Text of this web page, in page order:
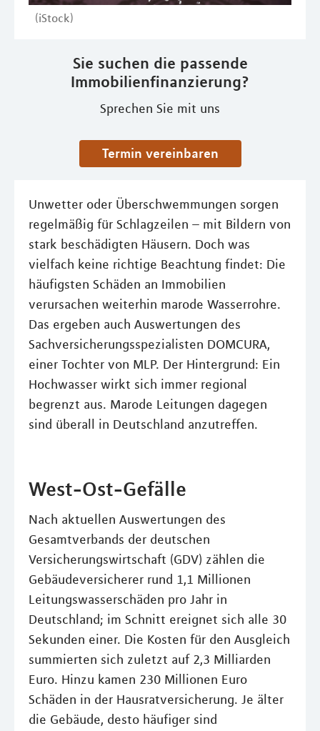
(iStock)
Sie suchen die passende
Immobilienfinanzierung?
Sprechen Sie mit uns
Termin vereinbaren
Unwetter oder Überschwemmungen sorgen
regelmäßig für Schlagzeilen – mit Bildern von
stark beschädigten Häusern. Doch was
vielfach keine richtige Beachtung findet: Die
häufigsten Schäden an Immobilien
verursachen weiterhin marode Wasserrohre.
Das ergeben auch Auswertungen des
Sachversicherungsspezialisten DOMCURA,
einer Tochter von MLP. Der Hintergrund: Ein
Hochwasser wirkt sich immer regional
begrenzt aus. Marode Leitungen dagegen
sind überall in Deutschland anzutreffen.
West-Ost-Gefälle
Nach aktuellen Auswertungen des
Gesamtverbands der deutschen
Versicherungswirtschaft (GDV) zählen die
Gebäudeversicherer rund 1,1 Millionen
Leitungswasserschäden pro Jahr in
Deutschland; im Schnitt ereignet sich alle 30
Sekunden einer. Die Kosten für den Ausgleich
summierten sich zuletzt auf 2,3 Milliarden
Euro. Hinzu kamen 230 Millionen Euro
Schäden in der Hausratversicherung. Je älter
die Gebäude, desto häufiger sind